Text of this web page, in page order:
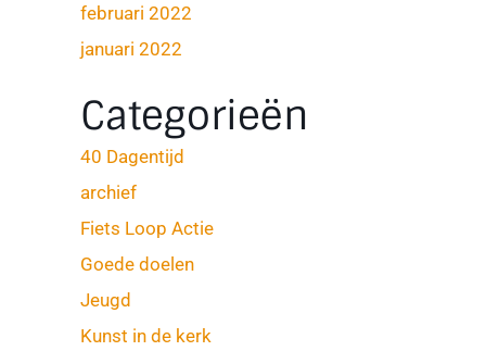
februari 2022
januari 2022
Categorieën
40 Dagentijd
archief
Fiets Loop Actie
Goede doelen
Jeugd
Kunst in de kerk